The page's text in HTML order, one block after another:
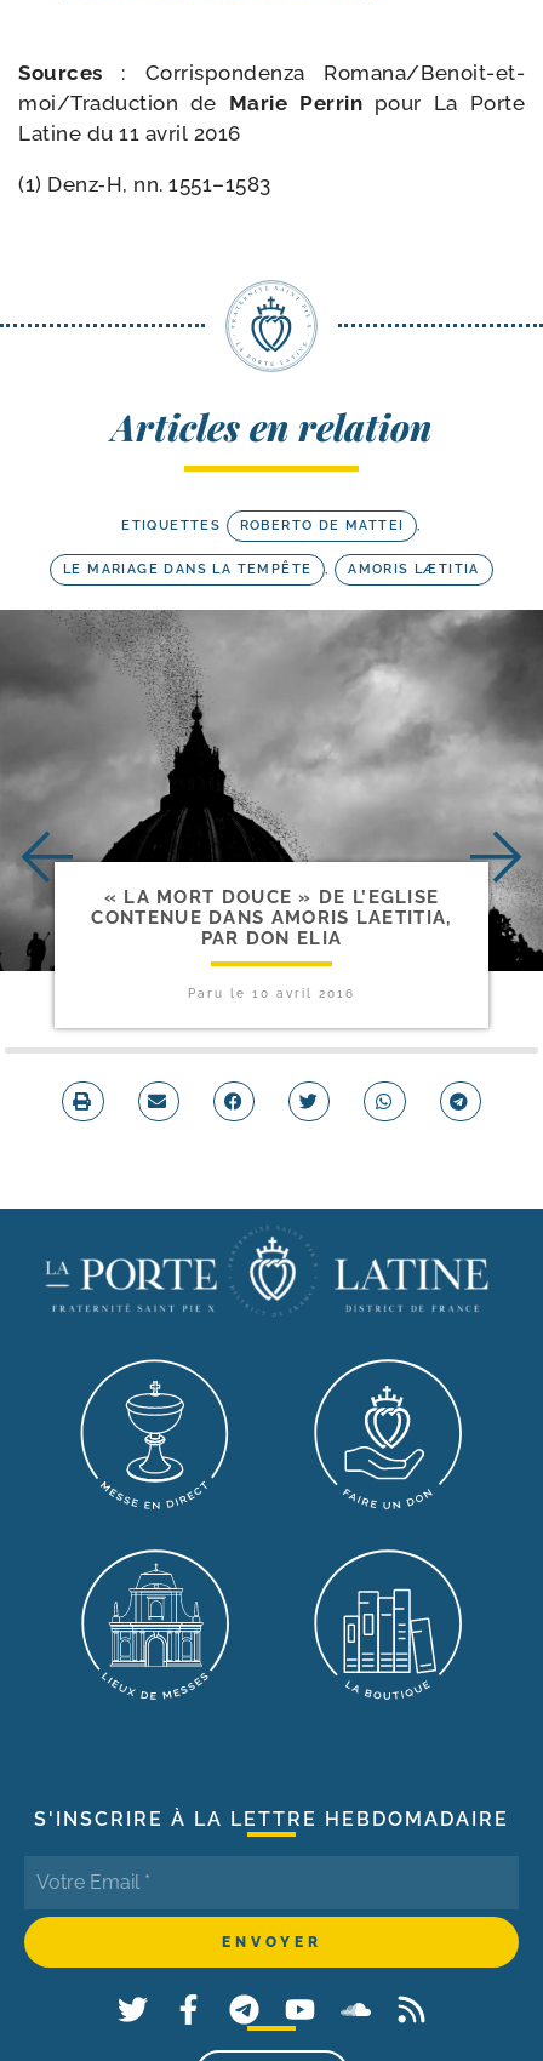
Sources : Corrispondenza Romana/​Benoit-​et-​
moi/​Traduction de Marie Perrin pour La Porte
Latine du 11 avril 2016
(1) Denz‑H, nn. 1551–1583
Articles en relation
ETIQUETTES ROBERTO DE MATTEI ,
LE MARIAGE DANS LA TEMPÊTE , AMORIS LÆTITIA
« LA MORT DOUCE » DE L’EGLISE
CONTENUE DANS AMORIS LAETITIA,
PAR DON ELIA
Paru le 10 avril 2016
S'INSCRIRE À LA LETTRE HEBDOMADAIRE